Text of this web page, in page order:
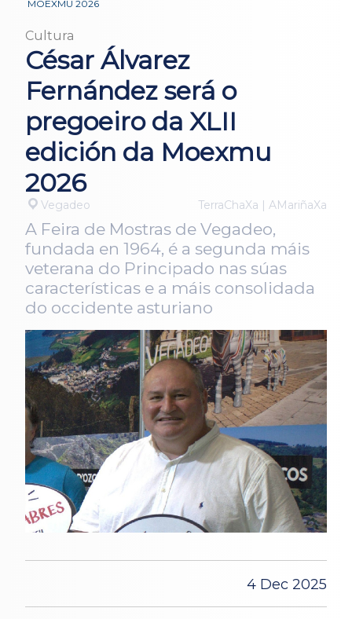
MOEXMU 2026
Cultura
César Álvarez
Fernández será o
pregoeiro da XLII
edición da Moexmu
2026
Vegadeo TerraChaXa | AMariñaXa
A Feira de Mostras de Vegadeo,
fundada en 1964, é a segunda máis
veterana do Principado nas súas
características e a máis consolidada
do occidente asturiano
4 Dec 2025